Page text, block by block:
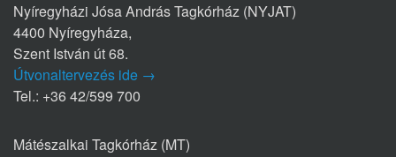
Nyíregyházi Jósa András Tagkórház (NYJAT)
4400 Nyíregyháza,
Szent István út 68.
Útvonaltervezés ide →
Tel.: +36 42/599 700
Mátészalkai Tagkórház (MT)